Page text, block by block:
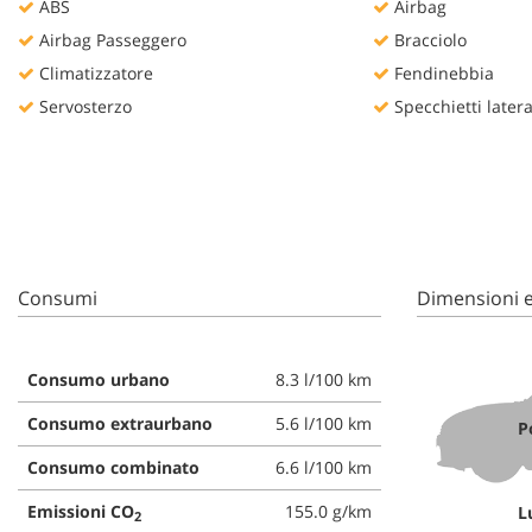
ABS
Airbag Passeggero
Climatizzatore
Servosterzo
Airbag
Bracciolo
Fendinebbia
Specchietti
Consumi
Consumo urbano
8.3 l/100 km
Consumo extraurbano
5.6 l/100 km
Consumo combinato
6.6 l/100 km
Emissioni CO2 155.0 g/km
Dimensioni
questi
strumenti
di
si
modificare
scelte
in
qualsiasi
momento.